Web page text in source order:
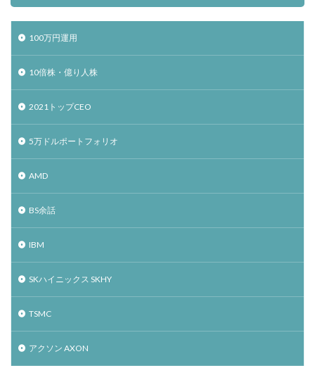
100万円運用
10倍株・億り人株
2021トップCEO
5万ドルポートフォリオ
AMD
BS余話
IBM
SKハイニックス SKHY
TSMC
アクソン AXON